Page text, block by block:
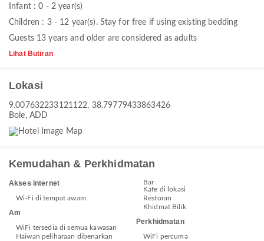
Infant : 0 - 2 year(s)
Children : 3 - 12 year(s). Stay for free if using existing bedding
Guests 13 years and older are considered as adults
Lihat Butiran
Lokasi
9.007632233121122, 38.79779433863426
Bole, ADD
Kemudahan & Perkhidmatan
Akses internet
Wi-Fi di tempat awam
Am
WiFi tersedia di semua kawasan
Haiwan peliharaan dibenarkan
Bar
Kafe di lokasi
Restoran
Khidmat Bilik
Perkhidmatan
WiFi percuma